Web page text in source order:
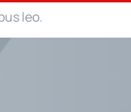
leo.